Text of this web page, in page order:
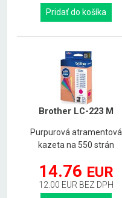
Pridať do košíka
Brother LC-223 M
Purpurová atramentová
kazeta na 550 strán
14.76 EUR
12.00 EUR BEZ DPH